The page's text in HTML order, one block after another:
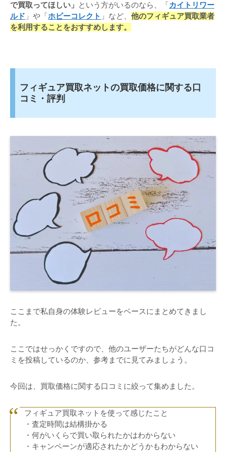
で買取ってほしい」 という方がいるのなら、「カイトリワー
ルド 」や「ホビーコレクト 」など、 他のフィギュア買取業者
を利用することをおすすめします。
フィギュア買取ネットの買取価格に関する口
コミ・評判
ここまで私自身の体験レビューをベースにまとめてきまし
た。
ここではせっかくですので、他のユーザーたちがどんな口コ
ミを投稿しているのか、参考までに見てみましょう。
今回は、買取価格に関する口コミに絞って集めました。
フィギュア買取ネットを使って感じたこと
・査定時間は結構掛かる
・何がいくらで買い取られたかはわからない
・キャンペーンが適応されたかどうかもわからない